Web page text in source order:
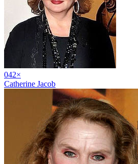
042×
Catherine Jacob